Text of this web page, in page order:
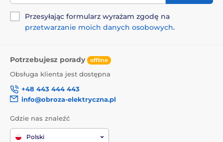
Przesyłając formularz wyrażam zgodę na
przetwarzanie moich danych osobowych.
Potrzebujesz porady offline
Obsługa klienta jest dostępna
+48 443 444 443
info@obroza-elektryczna.pl
Gdzie nas znaleźć
Polski